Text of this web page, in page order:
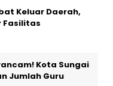
Keluar Daerah,
Fasilitas
Kota Sungai
Jumlah Guru